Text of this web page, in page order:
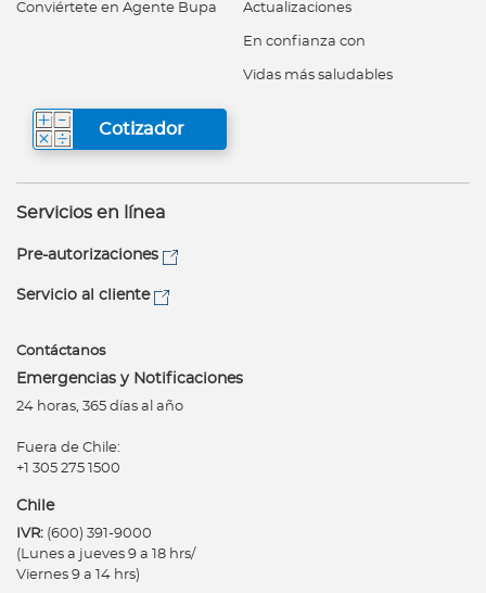
Conviértete en Agente Bupa Actualizaciones
En confianza con
Vidas más saludables
Cotizador
Servicios en línea
Pre-autorizaciones
Servicio al cliente
Contáctanos
Emergencias y Notificaciones
24 horas, 365 días al año
Fuera de Chile:
+1 305 275 1500
Chile
IVR: (600) 391-9000
(Lunes a jueves 9 a 18 hrs/
Viernes 9 a 14 hrs)